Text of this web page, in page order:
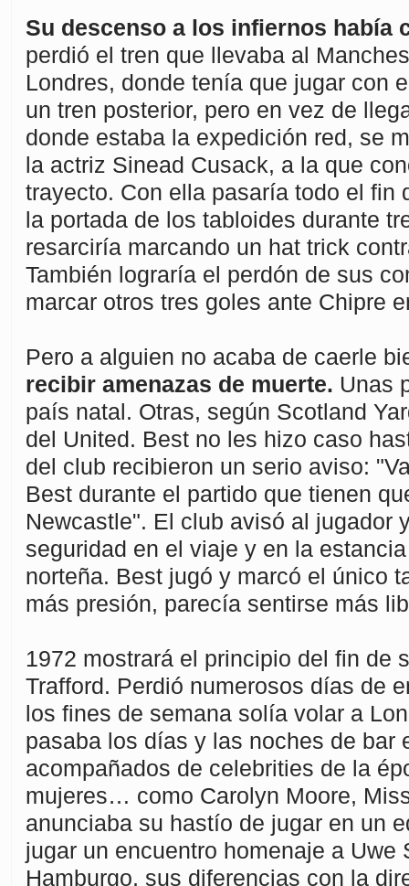
Su descenso a los infiernos había
perdió el tren que llevaba al
Londres, donde tenía que jugar con
un tren posterior, pero en vez de
donde estaba la expedición red, se
la actriz Sinead Cusack, a la que
trayecto. Con ella pasaría todo el fin
la portada de los tabloides durante
resarciría marcando un hat trick
También lograría el perdón de sus
marcar otros tres goles ante Chipre
Pero a alguien no acaba de caerle
recibir amenazas de muerte. Unas
país natal. Otras, según Scotland
del United. Best no les hizo caso
del club recibieron un serio aviso:
Best durante el partido que tienen
Newcastle". El club avisó al jugador
seguridad en el viaje y en la
norteña. Best jugó y marcó el único
más presión, parecía sentirse más
1972 mostrará el principio del fin de
Trafford. Perdió numerosos días de
los fines de semana solía volar a
pasaba los días y las noches de bar
acompañados de celebrities de la
mujeres… como Carolyn Moore,
anunciaba su hastío de jugar en un
jugar un encuentro homenaje a Uwe
Hamburgo, sus diferencias con la